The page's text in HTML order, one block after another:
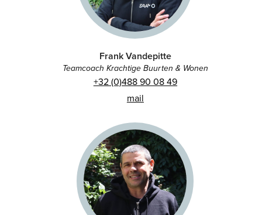
Frank Vandepitte
Teamcoach Krachtige Buurten & Wonen
+32 (0)488 90 08 49
mail